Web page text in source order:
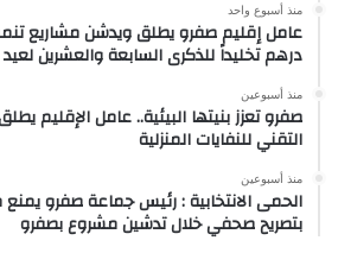
منذ أسبوع واحد
درهم تخليداً للذكرى السابعة والعشرين
منذ أسبوعين
صفرو تعزز بنيتها البيئية.. عامل الإقليم
التقني للنفايات المنزلية
منذ أسبوعين
الحمى الانتخابية : رئيس جماعة صفرو
بتصريح صحفي خلال تدشين مشروع بصفرو